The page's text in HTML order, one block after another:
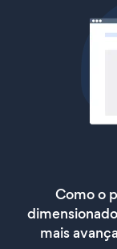
Como o
mais